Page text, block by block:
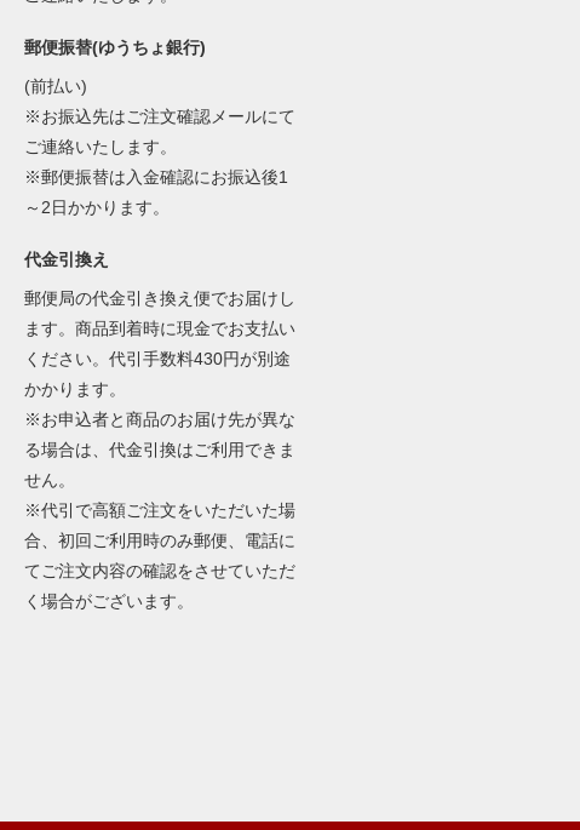
郵便振替(ゆうちょ銀行)
(前払い)
※お振込先はご注文確認メールにて
ご連絡いたします。
※郵便振替は入金確認にお振込後1
～2日かかります。
代金引換え
郵便局の代金引き換え便でお届けし
ます。商品到着時に現金でお支払い
ください。代引手数料430円が別途
かかります。
※お申込者と商品のお届け先が異な
る場合は、代金引換はご利用できま
せん。
※代引で高額ご注文をいただいた場
合、初回ご利用時のみ郵便、電話に
てご注文内容の確認をさせていただ
く場合がございます。